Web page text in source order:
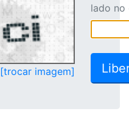
[trocar imagem]
lado no